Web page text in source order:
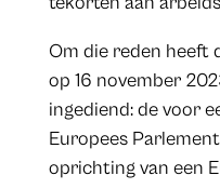
Om die reden heeft
op 16 november
ingediend: de voor
Europees
oprichting van een